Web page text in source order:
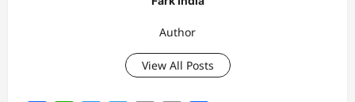
Author
View All Posts